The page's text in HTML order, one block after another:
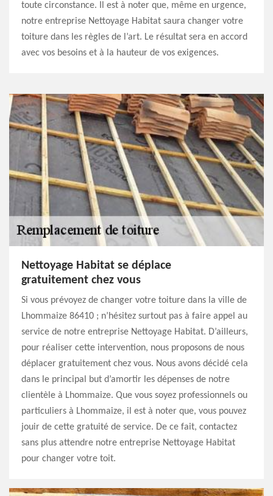
toute circonstance. Il est à noter que, même en urgence,
notre entreprise Nettoyage Habitat saura changer votre
toiture dans les règles de l’art. Le résultat sera en accord
avec vos besoins et à la hauteur de vos exigences.
Nettoyage Habitat se déplace
gratuitement chez vous
Si vous prévoyez de changer votre toiture dans la ville de
Lhommaize 86410 ; n’hésitez surtout pas à faire appel au
service de notre entreprise Nettoyage Habitat. D’ailleurs,
pour réaliser cette intervention, nous proposons de nous
déplacer gratuitement chez vous. Nous avons décidé cela
dans le principal but d’amortir les dépenses de notre
clientèle à Lhommaize. Que vous soyez professionnels ou
particuliers à Lhommaize, il est à noter que, vous pouvez
jouir de cette gratuité de service. De ce fait, contactez
sans plus attendre notre entreprise Nettoyage Habitat
pour changer votre toit.